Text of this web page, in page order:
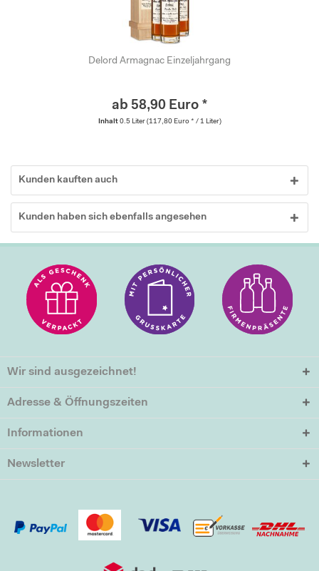
Delord Armagnac Einzeljahrgang
ab 58,90 Euro *
Inhalt 0.5 Liter (117,80 Euro * / 1 Liter)
Kunden kauften auch
Kunden haben sich ebenfalls angesehen
Wir sind ausgezeichnet!
Adresse & Öffnungszeiten
Informationen
Newsletter